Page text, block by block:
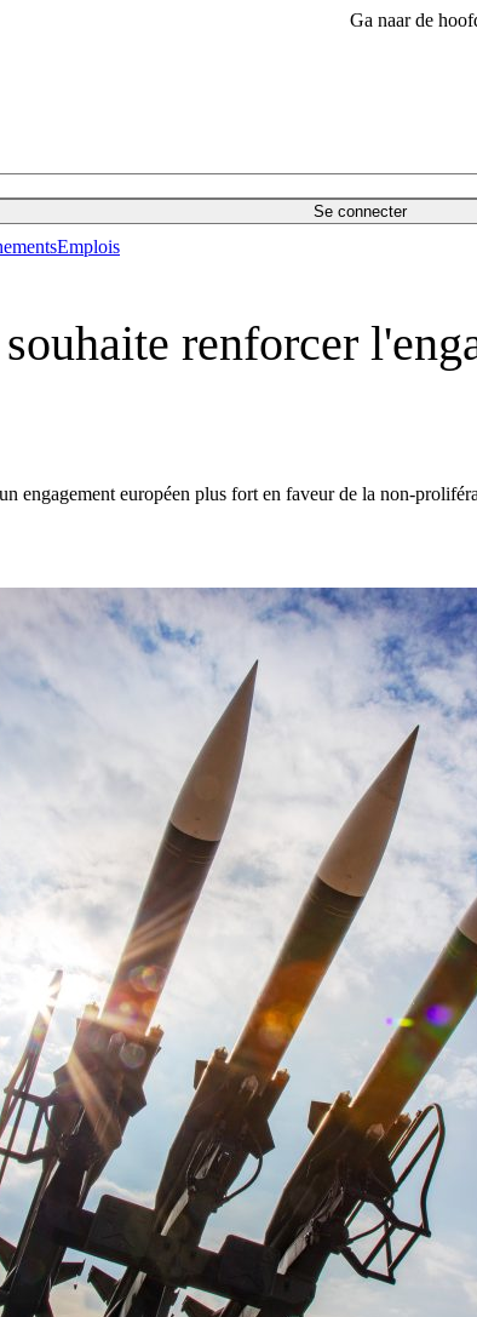
Ga naar de
Se connecter
Emplois
renforcer
engagement européen plus fort en faveur de la non-